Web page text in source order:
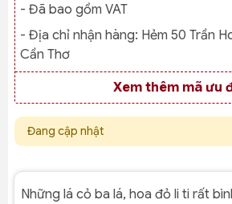
- Đã bao gồm VAT
- Địa chỉ nhận hàng: Hẻm 50 Trần
Cần Thơ
Xem thêm mã ưu
Đang cập nhật
Những lá cỏ ba lá, hoa đỏ li ti rất